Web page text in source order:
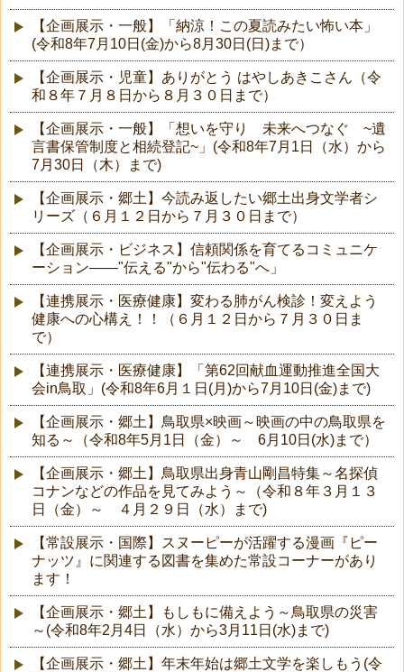
【企画展示・一般】「納涼！この夏読みたい怖い本」
(令和8年7月10日(金)から8月30日(日)まで）
【企画展示・児童】ありがとう はやしあきこさん（令
和８年７月８日から８月３０日まで）
【企画展示・一般】「想いを守り 未来へつなぐ ~遺
言書保管制度と相続登記~」(令和8年7月1日（水）から
7月30日（木）まで)
【企画展示・郷土】今読み返したい郷土出身文学者シ
リーズ（６月１２日から７月３０日まで）
【企画展示・ビジネス】信頼関係を育てるコミュニケ
ーション――"伝える"から"伝わる"へ」
【連携展示・医療健康】変わる肺がん検診！変えよう
健康への心構え！！（６月１２日から７月３０日ま
で）
【連携展示・医療健康】「第62回献血運動推進全国大
会in鳥取」(令和8年6月１日(月)から7月10日(金)まで)
【企画展示・郷土】鳥取県×映画～映画の中の鳥取県を
知る～（令和8年5月1日（金）～ 6月10日(水)まで）
【企画展示・郷土】鳥取県出身青山剛昌特集～名探偵
コナンなどの作品を見てみよう～（令和８年３月１３
日（金）～ ４月２９日（水）まで)
【常設展示・国際】スヌーピーが活躍する漫画『ピー
ナッツ』に関連する図書を集めた常設コーナーがあり
ます！
【企画展示・郷土】もしもに備えよう～鳥取県の災害
～(令和8年2月4日（水）から3月11日(水)まで)
【企画展示・郷土】年末年始は郷土文学を楽しもう(令